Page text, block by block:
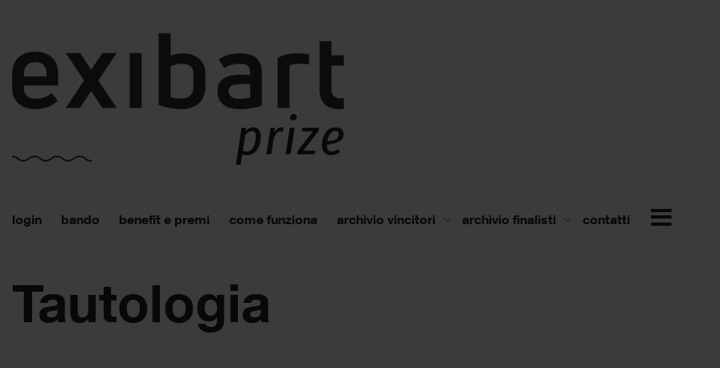
login bando benefit e premi come funziona archivio vincitori archivio finalisti contatti
Tautologia